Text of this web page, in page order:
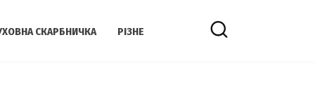
СКАРБНИЧКА РІЗНЕ